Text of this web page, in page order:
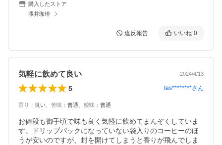
購入したストア
澤井珈琲
違反報告 いいね 0
気軽に飲めて良い 2024/4/13
5 tas********さん
香り ： 良い 苦味 ： 普通 酸味 ： 普通
お値段も御手頃で味も良く気軽に飲めてまんぞくしていま
す。ドリップパックになっていない袋入りのコーヒーのほ
うが安いのですが、封を開けてしまうと香りが飛んでしま